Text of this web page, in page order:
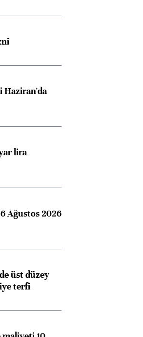
hazırlanıyor
Haziran'da
lira
Ağustos 2026
üst düzey
terfi